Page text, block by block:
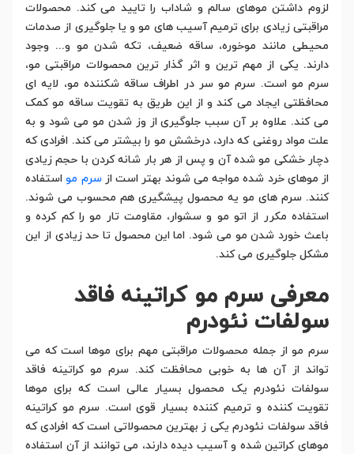
لزوم داشتن موهای سالم و شاداب را تایید می کند. محصولات
مراقبتی زیادی برای ترمیم آسیب های مو و یا جلوگیری از صدمات
محیطی مانند موخوره، ساقه ضعیف، تکه شدن مو و... وجود
دارند. یکی از مهم ترین و اثر گذار ترین محصولات مراقبتی مو،
سرم مو است. سرم مو سر در اطراف ساقه شکننده مو، لایه ای
محافظتی ایجاد می کند و از این طریق به تقویت ساقه مو کمک
می کند. علاوه بر آن سبب جلوگیری از وز شدن مو می شود و به
علت مواد روغنی که دارد، درخشش مو را بیشتر می کند. افرادی که
دچار خشکی مو شده آن و پس از هر بار شانه کردن با حجم زیادی
از موهای خرد شده مواجه می شوند بهتر است ازسرم مواستفاده
کنند. سرم های مو یه محصول پیشگیری هم محسوب می شوند.
استفاده مکرر از اتو مو و سشوار، مقاومت تار مو را کم کرده و
باعث خورد شدن مو می شود. اما این محصول تا حد زیادی از این
مشکل جلوگیری می کند.
معرفی سرم مو کراتینه فاقد
سولفات نئودرم
سرم مو از جمله محصولات مراقبتی مهم برای موها است که می
تواند از آن ها به خوبی محافظت کند. سرم مو کراتینه فاقد
سولفات نئودرم یک محصول بسیار عالی است که برای موها
تقویت کننده و ترمیم کننده بسیار قوی است. سرم مو کراتینه
فاقد سولفات نئودرم یکی ز بهترین محصولاتی است که افرادی که
موهای کراتین شده و آسیب دیده دارند، می توانند از آن استفاده